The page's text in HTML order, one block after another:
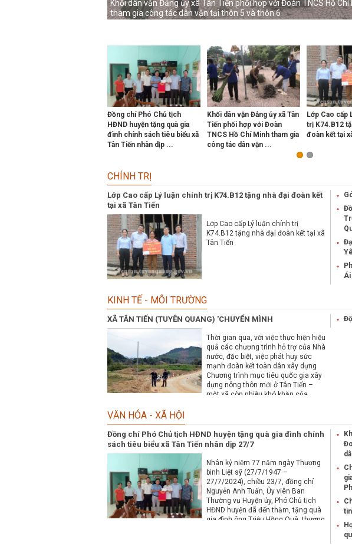
Khối dân vận Đảng ủy xã Tân Tiến phối hợp với Đoàn TNCS Hồ Chí
tham gia công tác dân vận tại thôn 5 và thôn 6
Đồng chí Phó Chủ tịch
HĐND huyện tặng quà gia
đình chính sách tiêu biểu xã
Tân Tiến nhân dịp ...
Khối dân vận Đảng ủy xã Tân
Tiến phối hợp với Đoàn
TNCS Hồ Chí Minh tham gia
công tác dân vận ...
Lớp Cao cấp
trị K74.B12
đoàn kết tại
CHÍNH TRỊ
Lớp Cao cấp Lý luận chính trị K74.B12 tặng nhà đại đoàn kết
tại xã Tân Tiến
Lớp Cao cấp Lý luận chính trị
K74.B12 tặng nhà đại đoàn kết tại xã
Tân Tiến
Ái
KINH TẾ - MÔI TRƯỜNG
XÃ TÂN TIẾN (TUYÊN QUANG) 'CHUYỂN MÌNH
Thời gian qua, với việc thực hiện hiệu
quả các chương trình hỗ trợ của Nhà
nước, đặc biệt, việc phát huy sức
mạnh đoàn kết toàn dân xây dựng
Chương trình mục tiêu quốc gia xây
dựng nông thôn mới ở Tân Tiến –
một xã còn nhiều khó khăn của
VĂN HÓA - XÃ HỘI
Đồng chí Phó Chủ tịch HĐND huyện tặng quà gia đình chính
sách tiêu biểu xã Tân Tiến nhân dịp 27/7
Nhân kỷ niệm 77 năm ngày Thương
binh Liệt sỹ (27/7/1947 –
27/7/2024), chiều 23/7, đồng chí
Nguyễn Anh Tuấn, Ủy viên Ban
Thường vụ Huyện ủy, Phó Chủ tịch
HĐND huyện đã đến thăm, tặng quà
gia đình ông Triệu Hồng Quê, thương